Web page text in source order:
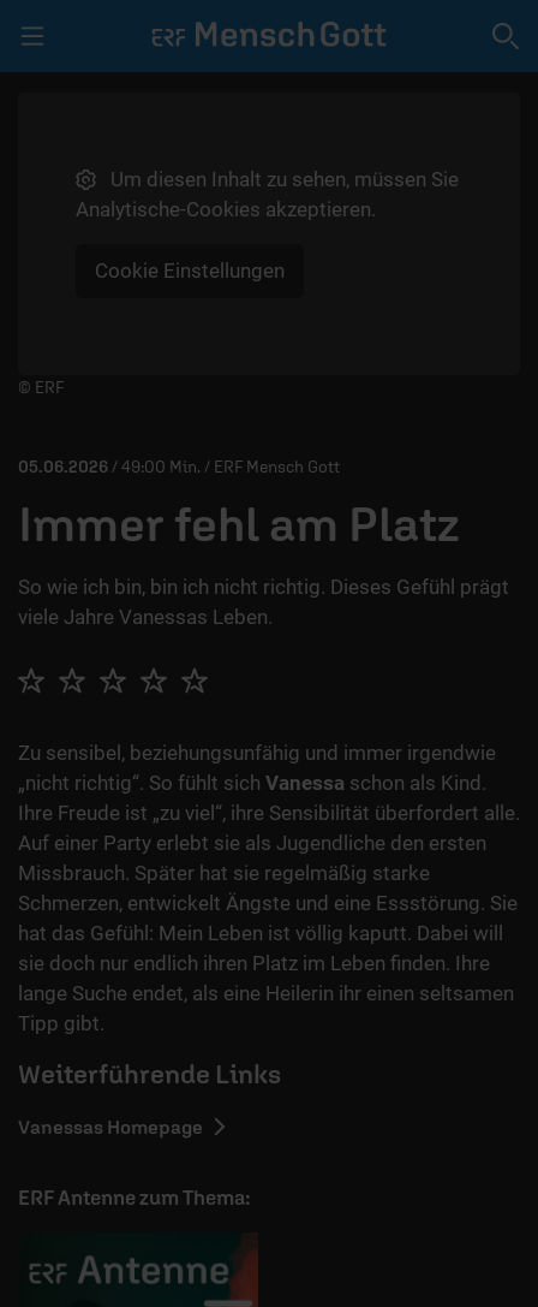
LIVE | GEBET
MITMACHEN
Um diesen Inhalt zu sehen, müssen Sie
Analytische-Cookies akzeptieren.
Cookie Einstellungen
Player starten/anhalten
© ERF
05.06.2026 / 49:00 Min. / ERF Mensch Gott
Immer fehl am Platz
So wie ich bin, bin ich nicht richtig. Dieses Gefühl prägt
viele Jahre Vanessas Leben.
Zu sensibel, beziehungsunfähig und immer irgendwie
„nicht richtig“. So fühlt sich Vanessa schon als Kind.
Ihre Freude ist „zu viel“, ihre Sensibilität überfordert alle.
Auf einer Party erlebt sie als Jugendliche den ersten
Missbrauch. Später hat sie regelmäßig starke
Schmerzen, entwickelt Ängste und eine Essstörung. Sie
hat das Gefühl: Mein Leben ist völlig kaputt. Dabei will
sie doch nur endlich ihren Platz im Leben finden. Ihre
lange Suche endet, als eine Heilerin ihr einen seltsamen
Tipp gibt.
Weiterführende Links
Vanessas Homepage
ERF Antenne zum Thema: